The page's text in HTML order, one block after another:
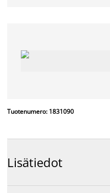
Tuotenumero: 1831090
Lisätiedot